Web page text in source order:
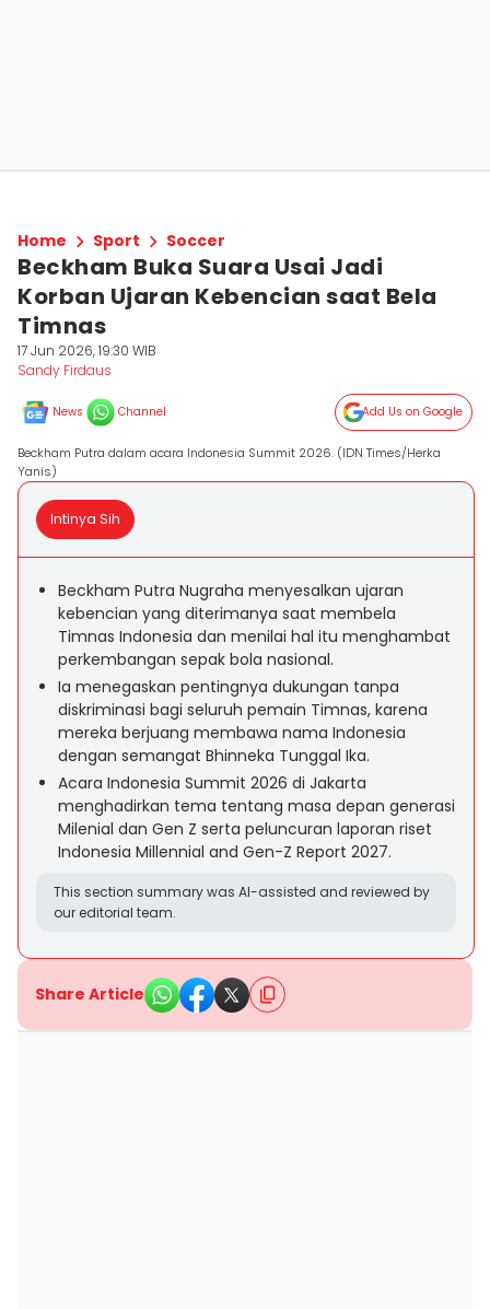
Home Sport Soccer
Beckham Buka Suara Usai Jadi
Korban Ujaran Kebencian saat Bela
Timnas
17 Jun 2026, 19:30 WIB
Sandy Firdaus
News Channel Add Us on Google
Beckham Putra dalam acara Indonesia Summit 2026. (IDN Times/Herka
Yanis)
Intinya Sih
Beckham Putra Nugraha menyesalkan ujaran
kebencian yang diterimanya saat membela
Timnas Indonesia dan menilai hal itu menghambat
perkembangan sepak bola nasional.
Ia menegaskan pentingnya dukungan tanpa
diskriminasi bagi seluruh pemain Timnas, karena
mereka berjuang membawa nama Indonesia
dengan semangat Bhinneka Tunggal Ika.
Acara Indonesia Summit 2026 di Jakarta
menghadirkan tema tentang masa depan generasi
Milenial dan Gen Z serta peluncuran laporan riset
Indonesia Millennial and Gen-Z Report 2027.
This section summary was AI-assisted and reviewed by
our editorial team.
Share Article